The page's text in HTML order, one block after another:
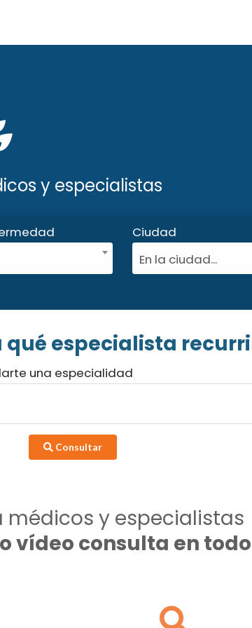
y especialistas
Ciudad
En la ciudad...
qué especialista
una especialidad
Consultar
médicos y especialistas
vídeo consulta en